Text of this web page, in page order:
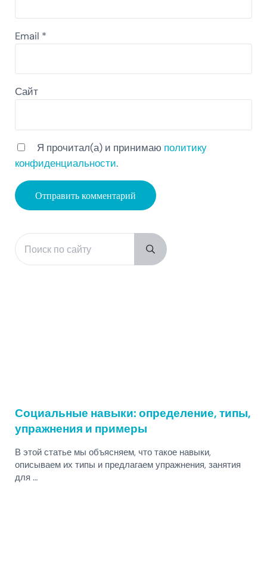
Email *
Сайт
Я прочитал(а) и принимаю политику
конфиденциальности.
Sidebar
Поиск по сайту
Submit search
Социальные навыки: определение, типы,
упражнения и примеры
В этой статье мы объясняем, что такое навыки,
описываем их типы и предлагаем упражнения, занятия
для …